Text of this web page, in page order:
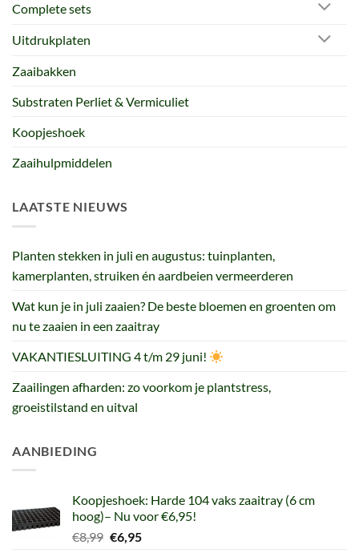
Complete sets
Uitdrukplaten
Zaaibakken
Substraten Perliet & Vermiculiet
Koopjeshoek
Zaaihulpmiddelen
LAATSTE NIEUWS
Planten stekken in juli en augustus: tuinplanten,
kamerplanten, struiken én aardbeien vermeerderen
Wat kun je in juli zaaien? De beste bloemen en groenten om
nu te zaaien in een zaaitray
VAKANTIESLUITING 4 t/m 29 juni!
Zaailingen afharden: zo voorkom je plantstress,
groeistilstand en uitval
AANBIEDING
Koopjeshoek: Harde 104 vaks zaaitray (6 cm
hoog)– Nu voor €6,95!
€8,99 Oorspronkelijke
€6,95Huidige